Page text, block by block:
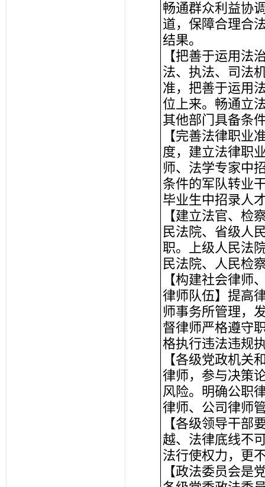
畅通群众利益协
道，保障合理合
结果。
【把善于运用法
法、执法、司法
准，把善于运用
位上来。畅通立
其他部门具备条
【完善法律职业
度，建立法律职
师、法学专家中
条件的军队转业
毕业生中招录人
【建立法官、检
民法院、省级人
职。上级人民法
民法院、人民检
【构建社会律师
律师队伍】提高
师事务所管理，
督律师严格遵守
格执行违法违规
【各级党政机关
律师，参与决策
风险。明确公职
律师、公司律师
【各级领导干部
越、法律底线不
法行使权力，更
【政法委员会是